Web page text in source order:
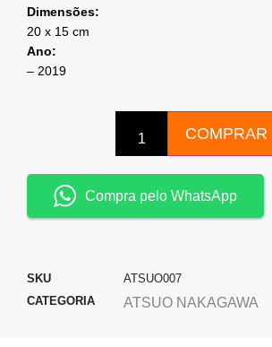
Dimensões:
20 x 15 cm
Ano:
– 2019
COMPRAR
Compra pelo WhatsApp
SKU
ATSUO007
CATEGORIA
ATSUO NAKAGAWA